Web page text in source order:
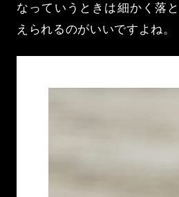
なっていうときは細かく落
えられるのがいいですよね。